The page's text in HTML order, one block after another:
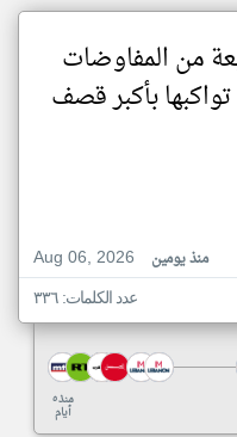
من المفاوضات
بأكبر قصف
Aug 06, 2026
منذ يومين
عدد الكلمات: ٣٣٦
منذ ٥
أيام